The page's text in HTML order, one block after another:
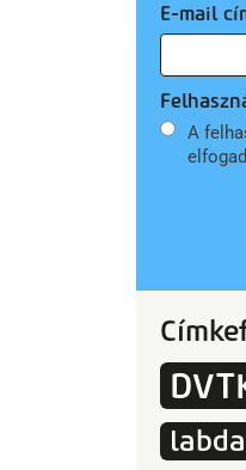
E-mail
A